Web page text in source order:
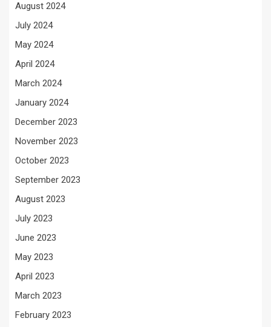
August 2024
July 2024
May 2024
April 2024
March 2024
January 2024
December 2023
November 2023
October 2023
September 2023
August 2023
July 2023
June 2023
May 2023
April 2023
March 2023
February 2023